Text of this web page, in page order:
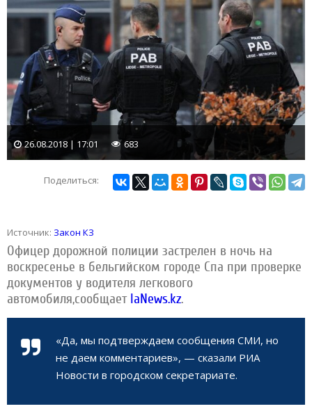
26.08.2018 | 17:01 683
Поделиться:
Источник: Закон КЗ
Офицер дорожной полиции застрелен в ночь на
воскресенье в бельгийском городе Спа при проверке
документов у водителя легкового
автомобиля,сообщает IaNews.kz.
«Да, мы подтверждаем сообщения СМИ, но
не даем комментариев», — сказали РИА
Новости в городском секретариате.